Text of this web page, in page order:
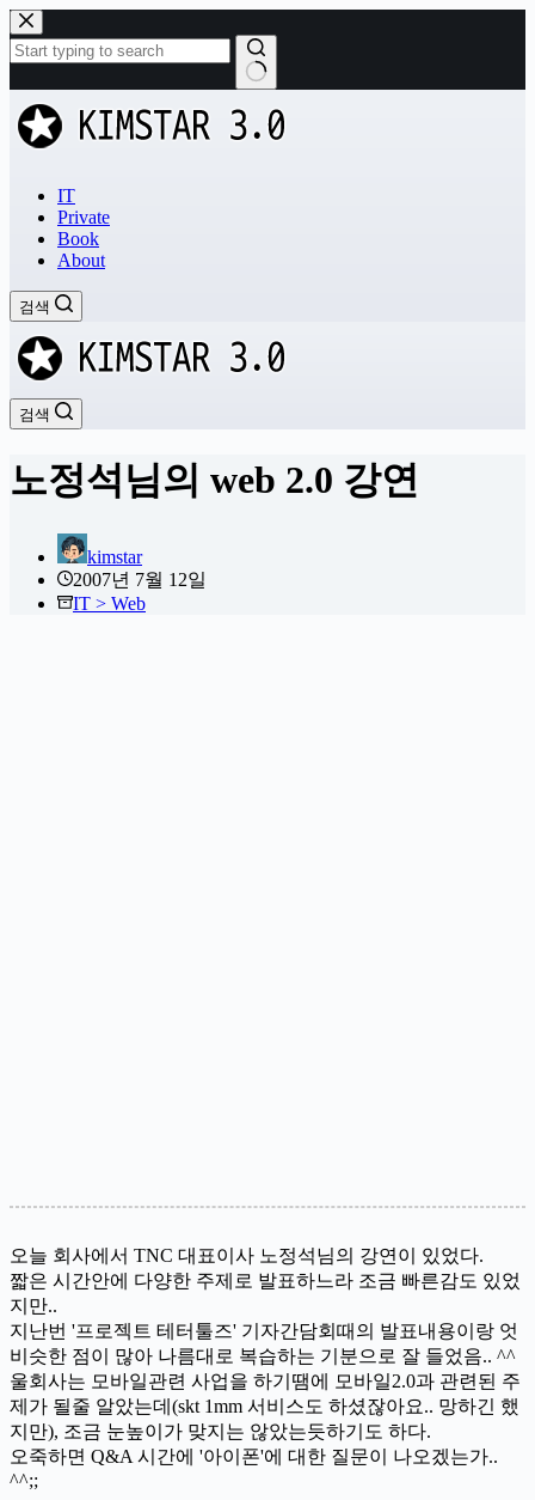
본
문
으
로
건
너
과
없
IT
Private
Book
About
검색
검색
노정석님의 web 2.0 강연
kimstar
2007년 7월 12일
IT > Web
오늘 회사에서 TNC 대표이사 노정석님의 강연이 있었다.
짧은 시간안에 다양한 주제로 발표하느라 조금 빠른감도 있었
지만..
지난번 '프로젝트 테터툴즈' 기자간담회때의 발표내용이랑 엇
비슷한 점이 많아 나름대로 복습하는 기분으로 잘 들었음.. ^^
울회사는 모바일관련 사업을 하기땜에 모바일2.0과 관련된 주
제가 될줄 알았는데(skt 1mm 서비스도 하셨잖아요.. 망하긴 했
지만), 조금 눈높이가 맞지는 않았는듯하기도 하다.
오죽하면 Q&A 시간에 '아이폰'에 대한 질문이 나오겠는가..
^^;;